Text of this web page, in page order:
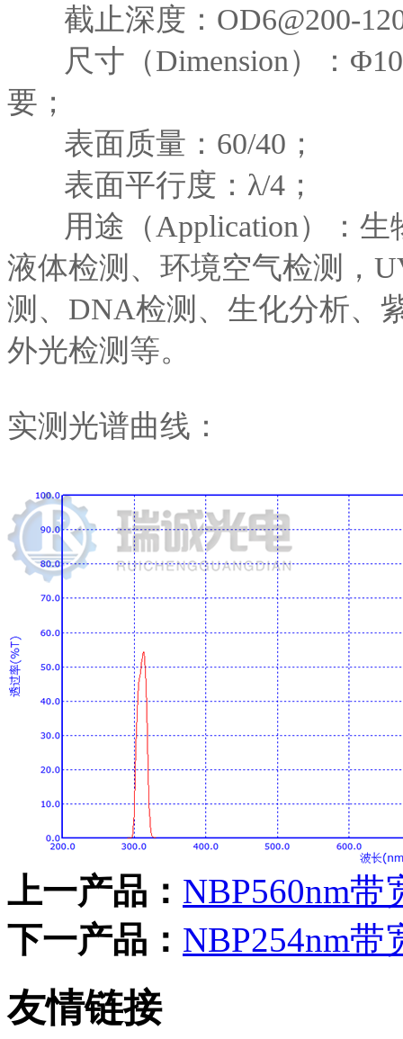
截止深度：OD6@200-
尺寸（Dimension）：
要；
表面质量：60/40；
表面平行度：λ/4；
用途（Application）：
液体检测、环境空气检测，
测、DNA检测、生化分析、
外光检测等。
实测光谱曲线：
上一产品： NBP560nm带
下一产品： NBP254nm带
友情链接